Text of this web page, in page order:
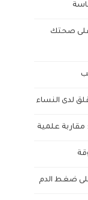
على صحتك
لدى النساء
مقاربة علمية
على ضغط الدم